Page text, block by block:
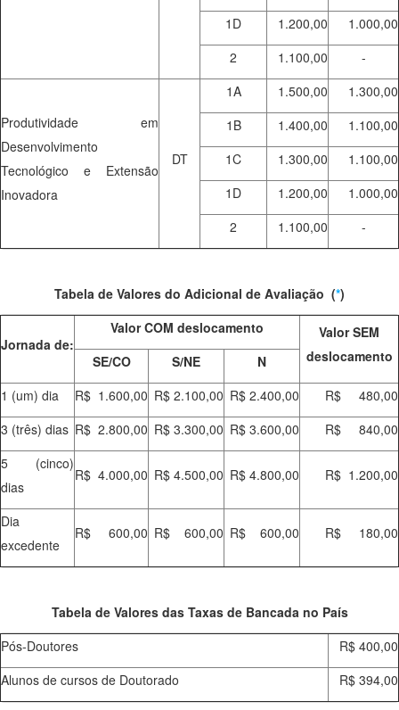
1D
1.200,00
1.000,00
2
1.100,00 -
Produtividade em
Desenvolvimento
Tecnológico e Extensão
Inovadora
DT
1A 1.500,00
1.300,00
1B
1.400,00
1.100,00
1C
1.300,00
1.100,00
1D
1.200,00
1.000,00
2
1.100,00 -
Tabela de Valores do Adicional de Avaliação (*)
Jornada de:
Valor COM deslocamento
Valor SEM
deslocamento
SE/CO S/NE
N
1 (um) dia
R$ 1.600,00 R$ 2.100,00 R$ 2.400,00
R$ 480,00
3 (três) dias R$ 2.800,00 R$ 3.300,00 R$ 3.600,00
R$ 840,00
5 (cinco)
dias
R$ 4.000,00 R$ 4.500,00 R$ 4.800,00 R$ 1.200,00
Dia
excedente
R$ 600,00 R$ 600,00 R$ 600,00 R$ 180,00
Tabela de Valores das Taxas de Bancada no País
Pós-Doutores
R$ 400,00
Alunos de cursos de Doutorado
R$ 394,00